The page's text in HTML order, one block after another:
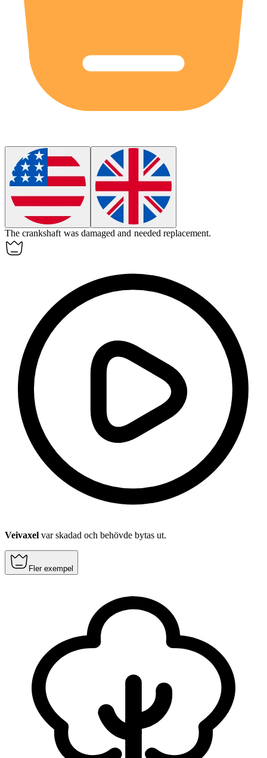
Thecrankshaft was damaged and needed replacement.
Veivaxel var skadad och behövde bytas ut.
Fler exempel